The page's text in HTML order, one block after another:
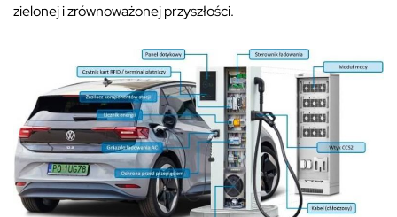
zielonej i zrównoważonej przyszłości.